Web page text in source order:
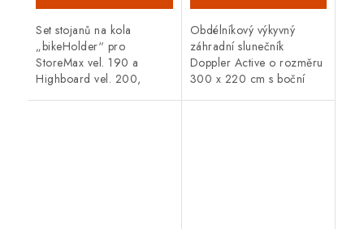
Set stojanů na kola
„bikeHolder“ pro
StoreMax vel. 190 a
Highboard vel. 200,
Obdélníkový výkyvný
záhradní slunečník
Doppler Active o rozměru
300 x 220 cm s boční